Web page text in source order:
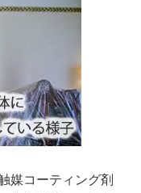
媒コーティング剤